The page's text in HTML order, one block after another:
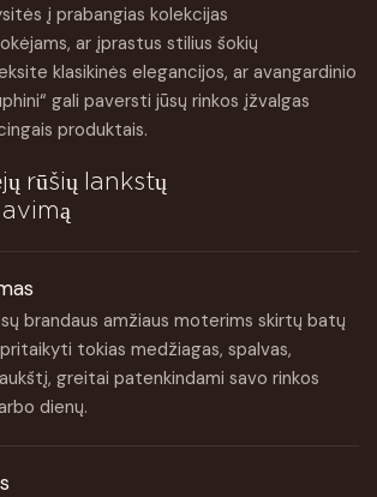
į prabangias kolekcijas
ar įprastus stilius šokių
klasikinės elegancijos, ar avangardinio
gali paversti jūsų rinkos įžvalgas
produktais.
rūšių lankstų
brandaus amžiaus moterims skirtų batų
tokias medžiagas, spalvas,
greitai patenkindami savo rinkos
dienų.